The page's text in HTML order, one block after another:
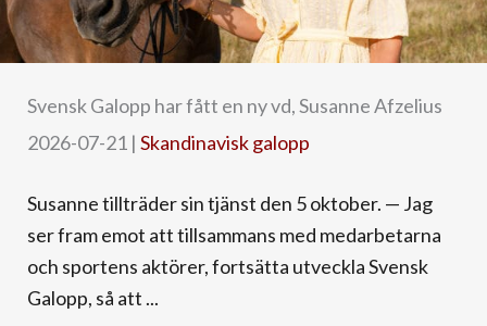
Svensk Galopp har fått en ny vd, Susanne Afzelius
2026-07-21 | Skandinavisk galopp
Susanne tillträder sin tjänst den 5 oktober. — Jag
ser fram emot att tillsammans med medarbetarna
och sportens aktörer, fortsätta utveckla Svensk
Galopp, så att ...